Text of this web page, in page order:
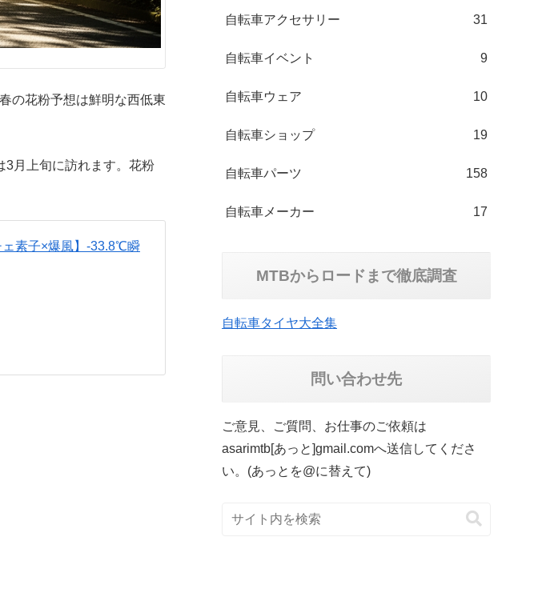
の花粉予想は鮮明な西低東
3月上旬に訪れます。花粉
ェ素子×爆風】-33.8℃瞬
自転車アクセサリー 31
自転車イベント 9
自転車ウェア 10
自転車ショップ 19
自転車パーツ 158
自転車メーカー 17
MTBからロードまで徹底調査
自転車タイヤ大全集
問い合わせ先
ご意見、ご質問、お仕事のご依頼は
asarimtb[あっと]gmail.comへ送信してくださ
い。(あっとを@に替えて)